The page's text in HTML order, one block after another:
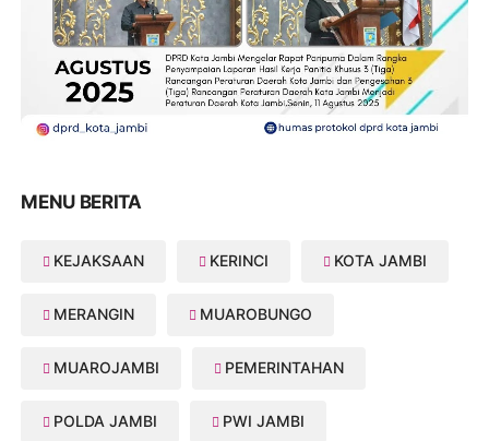
MENU BERITA
KEJAKSAAN KERINCI KOTA JAMBI
MERANGIN MUAROBUNGO
MUAROJAMBI PEMERINTAHAN
POLDA JAMBI PWI JAMBI